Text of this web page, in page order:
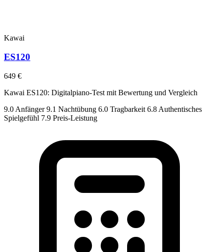
Kawai
ES120
649 €
Kawai ES120: Digitalpiano-Test mit Bewertung und Vergleich
9.0 Anfänger 9.1 Nachtübung 6.0 Tragbarkeit 6.8 Authentisches
Spielgefühl 7.9 Preis-Leistung